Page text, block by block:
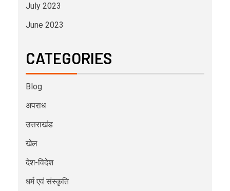
July 2023
June 2023
CATEGORIES
Blog
अपराध
उत्तराखंड
खेल
देश-विदेश
धर्म एवं संस्कृति